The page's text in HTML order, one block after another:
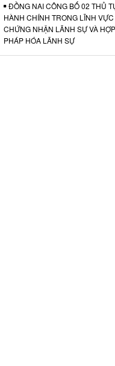
ĐỒNG NAI CÔNG BỐ 02 THỦ
HÀNH CHÍNH TRONG LĨNH VỰC
CHỨNG NHẬN LÃNH SỰ VÀ HỢP
PHÁP HÓA LÃNH SỰ